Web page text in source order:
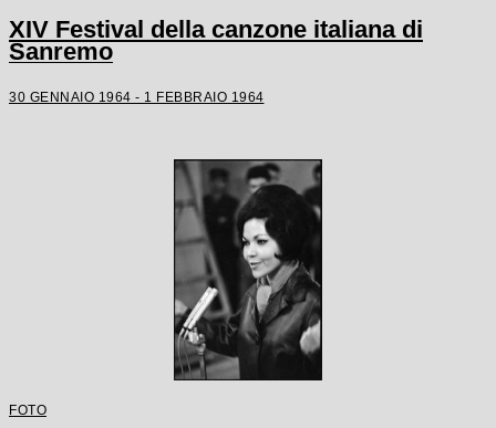
XIV Festival della canzone italiana di
Sanremo
30 GENNAIO 1964 - 1 FEBBRAIO 1964
FOTO